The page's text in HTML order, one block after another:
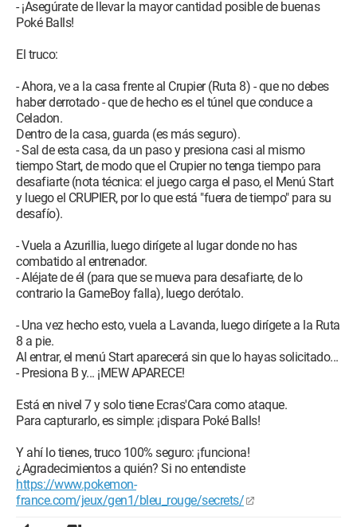
- ¡Asegúrate de llevar la mayor cantidad posible de buenas
Poké Balls!
El truco:
- Ahora, ve a la casa frente al Crupier (Ruta 8) - que no debes
haber derrotado - que de hecho es el túnel que conduce a
Celadon.
Dentro de la casa, guarda (es más seguro).
- Sal de esta casa, da un paso y presiona casi al mismo
tiempo Start, de modo que el Crupier no tenga tiempo para
desafiarte (nota técnica: el juego carga el paso, el Menú Start
y luego el CRUPIER, por lo que está "fuera de tiempo" para su
desafío).
- Vuela a Azurillia, luego dirígete al lugar donde no has
combatido al entrenador.
- Aléjate de él (para que se mueva para desafiarte, de lo
contrario la GameBoy falla), luego derótalo.
- Una vez hecho esto, vuela a Lavanda, luego dirígete a la Ruta
8 a pie.
Al entrar, el menú Start aparecerá sin que lo hayas solicitado...
- Presiona B y... ¡MEW APARECE!
Está en nivel 7 y solo tiene Ecras'Cara como ataque.
Para capturarlo, es simple: ¡dispara Poké Balls!
Y ahí lo tienes, truco 100% seguro: ¡funciona!
¿Agradecimientos a quién? Si no entendiste
https://www.pokemon-
france.com/jeux/gen1/bleu_rouge/secrets/